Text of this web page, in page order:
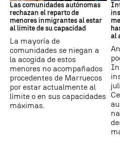
Las comunidades autónomas
rechazan el reparto de
menores inmigrantes al estar
al límite de su capacidad
La mayoría de
comunidades se niegan a
la acogida de estos
menores no acompañados
procedentes de Marruecos
por estar actualmente al
límite o en sus capacidades
máximas.
al